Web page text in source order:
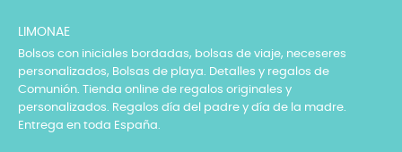
LIMONAE
Bolsos con iniciales bordadas, bolsas de viaje, neceseres
personalizados, Bolsas de playa. Detalles y regalos de
Comunión. Tienda online de regalos originales y
personalizados. Regalos día del padre y día de la madre.
Entrega en toda España.